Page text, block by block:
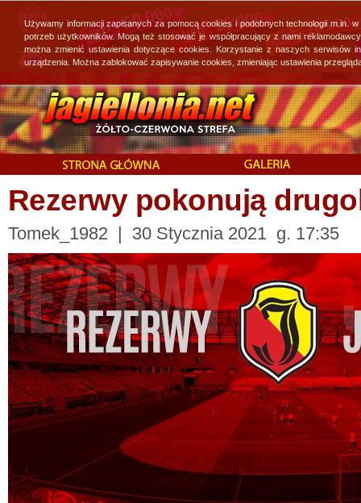
Rezerwy pokonują
Tomek_1982 | 30 Stycznia 2021 g. 17:35
Używamy informacji zapisanych za pomocą cookies i podobnych technologii
potrzeb użytkowników. Mogą też stosować je współpracujący z nami
można zmienić ustawienia dotyczące cookies. Korzystanie z naszych
urządzenia. Można zablokować zapisywanie cookies, zmieniając ustawienia